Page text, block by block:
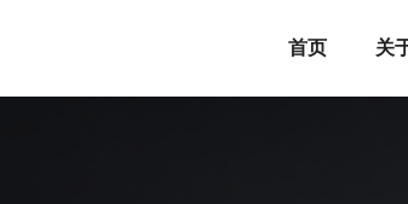
首页 关